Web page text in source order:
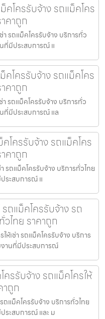
คโครรับจ้าง รถแม็คโคร
คาถูก
า รถแม็คโครรับจ้าง บริการทั่ว
ที่มีประสบการณ์ แ
คโครรับจ้าง รถแม็คโคร
คาถูก
า รถแม็คโครรับจ้าง บริการทั่ว
ที่มีประสบการณ์ แล
โครรับจ้าง รถแม็คโคร
คาถูก
รถแม็คโครรับจ้าง บริการทั่วไทย
ระสบการณ์ แ
ถแม็คโครรับจ้าง รถ
ไทย ราคาถูก
ห้เช่า รถแม็คโครรับจ้าง บริการ
งานที่มีประสบการณ์
ครรับจ้าง รถแม็คโครให้
าถูก
ถแม็คโครรับจ้าง บริการทั่วไทย
ระสบการณ์ และ ม